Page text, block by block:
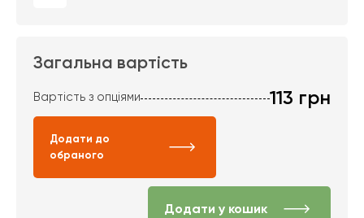
Загальна вартість
Вартість з опціями 113 грн
Додати до
обраного
Додати у кошик